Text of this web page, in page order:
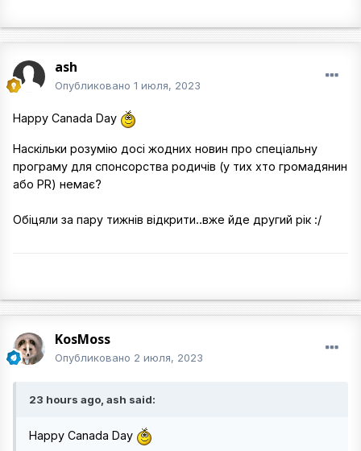
ash
Опубликовано 1 июля, 2023
Happy Canada Day
Наскільки розумію досі жодних новин про спеціальну
програму для спонсорства родичів (у тих хто громадянин
або PR) немає?
Обіцяли за пару тижнів відкрити..вже йде другий рік :/
KosMoss
Опубликовано 2 июля, 2023
23 hours ago, ash said:
Happy Canada Day